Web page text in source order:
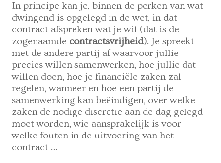
In principe kan je, binnen de perken van wat
dwingend is opgelegd in de wet, in dat
contract afspreken wat je wil (dat is de
zogenaamde contractsvrijheid). Je spreekt
met de andere partij af waarvoor jullie
precies willen samenwerken, hoe jullie dat
willen doen, hoe je financiële zaken zal
regelen, wanneer en hoe een partij de
samenwerking kan beëindigen, over welke
zaken de nodige discretie aan de dag gelegd
moet worden, wie aansprakelijk is voor
welke fouten in de uitvoering van het
contract …